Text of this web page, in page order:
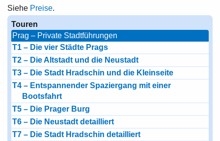
Siehe Preise.
Touren
Prag – Private Stadtführungen
T1 – Die vier Städte Prags
T2 – Die Altstadt und die Neustadt
T3 – Die Stadt Hradschin und die Kleinseite
T4 – Entspannender Spaziergang mit einer
Bootsfahrt
T5 – Die Prager Burg
T6 – Die Neustadt detailliert
T7 – Die Stadt Hradschin detailliert